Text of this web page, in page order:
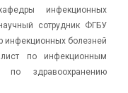
инфекционных
сотрудник ФГБУ
инфекционных болезней
по инфекционным
здравоохранению